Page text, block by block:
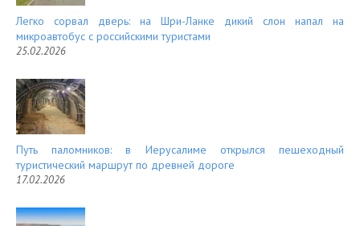
Легко сорвал дверь: на Шри-Ланке дикий слон напал на
микроавтобус с российскими туристами
25.02.2026
Путь паломников: в Иерусалиме открылся пешеходный
туристический маршрут по древней дороге
17.02.2026